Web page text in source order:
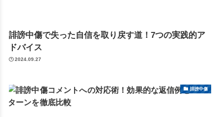
誹謗中傷で失った自信を取り戻す道！7つの実践的ア
ドバイス
2024.09.27
誹謗中傷